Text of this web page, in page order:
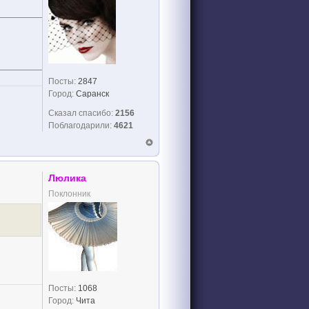
Посты: 2847
Город: Саранск
Сказал спасибо: 2156
Поблагодарили: 4621
Дождь любви смывает пыль, любви смывает пыль
Люлика
Поклонник
Посты: 1068
Город: Чита